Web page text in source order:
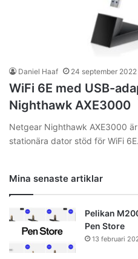
Daniel Haaf 24 september 2022
WiFi 6E med USB-
Nighthawk AXE3000
Netgear Nighthawk AXE3000
stationära dator stöd för WiFi
Mina senaste artiklar
Pelikan
Pen Store
13 februari